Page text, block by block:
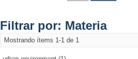
Filtrar por: Materia
Mostrando ítems 1-1 de 1